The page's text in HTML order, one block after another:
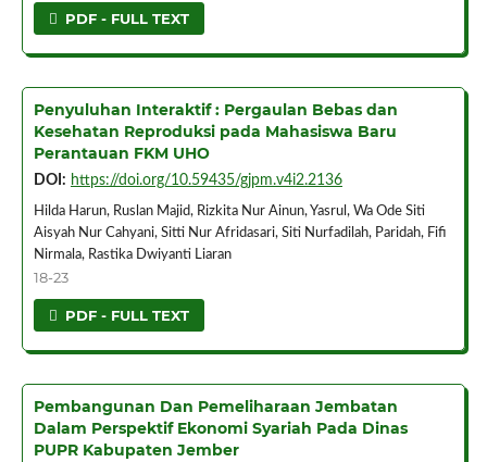
PDF - FULL TEXT
Penyuluhan Interaktif : Pergaulan Bebas dan
Kesehatan Reproduksi pada Mahasiswa Baru
Perantauan FKM UHO
DOI: https://doi.org/10.59435/gjpm.v4i2.2136
Hilda Harun, Ruslan Majid, Rizkita Nur Ainun, Yasrul, Wa Ode Siti
Aisyah Nur Cahyani, Sitti Nur Afridasari, Siti Nurfadilah, Paridah, Fifi
Nirmala, Rastika Dwiyanti Liaran
18-23
PDF - FULL TEXT
Pembangunan Dan Pemeliharaan Jembatan
Dalam Perspektif Ekonomi Syariah Pada Dinas
PUPR Kabupaten Jember